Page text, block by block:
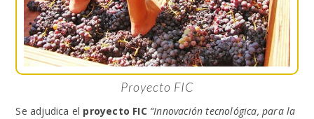
Proyecto FIC
Se adjudica el proyecto FIC “Innovación tecnológica, para la